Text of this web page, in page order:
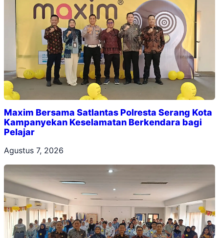
Maxim Bersama Satlantas Polresta Serang Kota
Kampanyekan Keselamatan Berkendara bagi
Pelajar
Agustus 7, 2026